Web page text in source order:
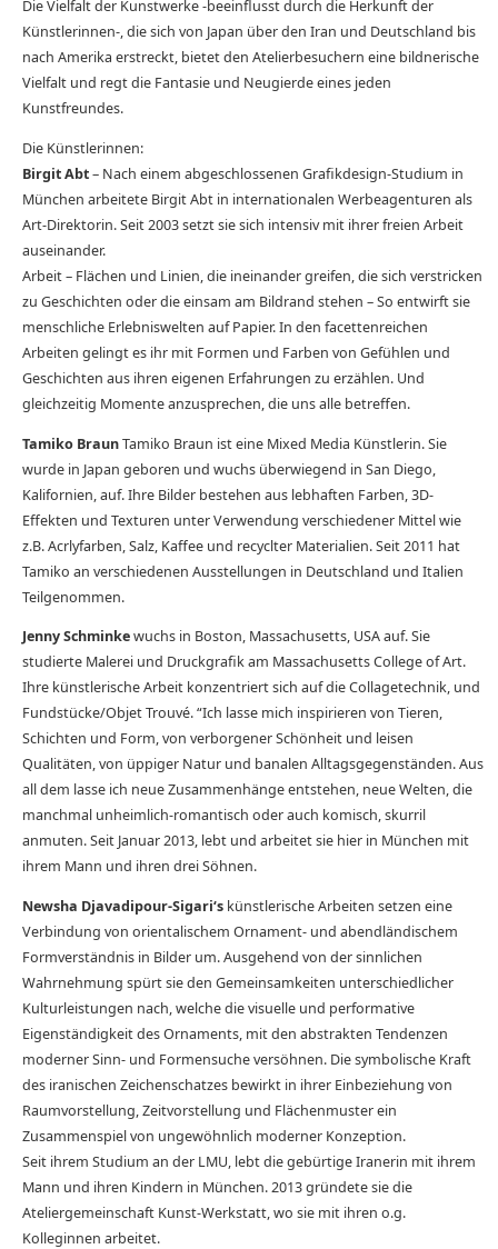
Die Vielfalt der Kunstwerke -beeinflusst durch die Herkunft der
Künstlerinnen-, die sich von Japan über den Iran und Deutschland bis
nach Amerika erstreckt, bietet den Atelierbesuchern eine bildnerische
Vielfalt und regt die Fantasie und Neugierde eines jeden
Kunstfreundes.
Die Künstlerinnen:
Birgit Abt– Nach einem abgeschlossenen Grafikdesign-Studium in
München arbeitete Birgit Abt in internationalen Werbeagenturen als
Art-Direktorin. Seit 2003 setzt sie sich intensiv mit ihrer freien Arbeit
auseinander.
Arbeit – Flächen und Linien, die ineinander greifen, die sich verstricken
zu Geschichten oder die einsam am Bildrand stehen – So entwirft sie
menschliche Erlebniswelten auf Papier. In den facettenreichen
Arbeiten gelingt es ihr mit Formen und Farben von Gefühlen und
Geschichten aus ihren eigenen Erfahrungen zu erzählen. Und
gleichzeitig Momente anzusprechen, die uns alle betreffen.
Tamiko BraunTamiko Braun ist eine Mixed Media Künstlerin. Sie
wurde in Japan geboren und wuchs überwiegend in San Diego,
Kalifornien, auf. Ihre Bilder bestehen aus lebhaften Farben, 3D-
Effekten und Texturen unter Verwendung verschiedener Mittel wie
z.B. Acrlyfarben, Salz, Kaffee und recyclter Materialien. Seit 2011 hat
Tamiko an verschiedenen Ausstellungen in Deutschland und Italien
Teilgenommen.
Jenny Schminkewuchs in Boston, Massachusetts, USA auf. Sie
studierte Malerei und Druckgrafik am Massachusetts College of Art.
Ihre künstlerische Arbeit konzentriert sich auf die Collagetechnik, und
Fundstücke/Objet Trouvé. “Ich lasse mich inspirieren von Tieren,
Schichten und Form, von verborgener Schönheit und leisen
Qualitäten, von üppiger Natur und banalen Alltagsgegenständen. Aus
all dem lasse ich neue Zusammenhänge entstehen, neue Welten, die
manchmal unheimlich-romantisch oder auch komisch, skurril
anmuten. Seit Januar 2013, lebt und arbeitet sie hier in München mit
ihrem Mann und ihren drei Söhnen.
Newsha Djavadipour-Sigari‘s künstlerische Arbeiten setzen eine
Verbindung von orientalischem Ornament- und abendländischem
Formverständnis in Bilder um. Ausgehend von der sinnlichen
Wahrnehmung spürt sie den Gemeinsamkeiten unterschiedlicher
Kulturleistungen nach, welche die visuelle und performative
Eigenständigkeit des Ornaments, mit den abstrakten Tendenzen
moderner Sinn- und Formensuche versöhnen. Die symbolische Kraft
des iranischen Zeichenschatzes bewirkt in ihrer Einbeziehung von
Raumvorstellung, Zeitvorstellung und Flächenmuster ein
Zusammenspiel von ungewöhnlich moderner Konzeption.
Seit ihrem Studium an der LMU, lebt die gebürtige Iranerin mit ihrem
Mann und ihren Kindern in München. 2013 gründete sie die
Ateliergemeinschaft Kunst-Werkstatt, wo sie mit ihren o.g.
Kolleginnen arbeitet.